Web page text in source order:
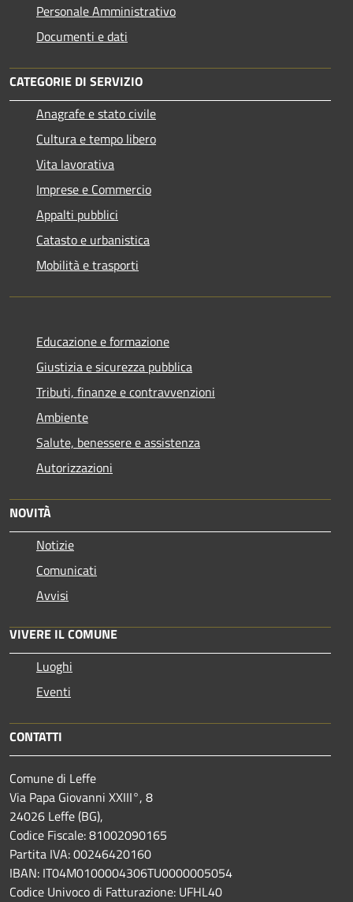
Personale Amministrativo
Documenti e dati
CATEGORIE DI SERVIZIO
Anagrafe e stato civile
Cultura e tempo libero
Vita lavorativa
Imprese e Commercio
Appalti pubblici
Catasto e urbanistica
Mobilità e trasporti
Educazione e formazione
Giustizia e sicurezza pubblica
Tributi, finanze e contravvenzioni
Ambiente
Salute, benessere e assistenza
Autorizzazioni
NOVITÀ
Notizie
Comunicati
Avvisi
VIVERE IL COMUNE
Luoghi
Eventi
CONTATTI
Comune di Leffe
Via Papa Giovanni XXIII°, 8
24026 Leffe (BG),
Codice Fiscale: 81002090165
Partita IVA: 00246420160
IBAN: IT04M0100004306TU0000005054
Codice Univoco di Fatturazione: UFHL40